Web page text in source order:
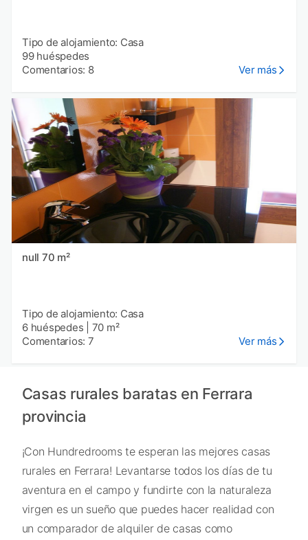
Tipo de alojamiento: Casa
99 huéspedes
Comentarios: 8
Ver más
null 70 m²
Tipo de alojamiento: Casa
6 huéspedes
70 m²
Comentarios: 7
Ver más
Casas rurales baratas en Ferrara
provincia
¡Con Hundredrooms te esperan las mejores casas
rurales en Ferrara! Levantarse todos los días de tu
aventura en el campo y fundirte con la naturaleza
virgen es un sueño que puedes hacer realidad con
un comparador de alquiler de casas como